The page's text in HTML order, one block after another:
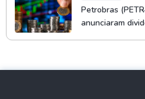
Petrobras
anunciaram